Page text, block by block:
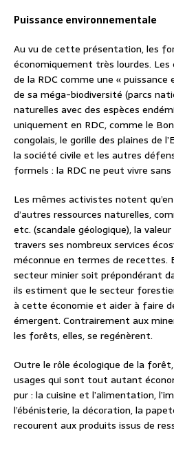
Puissance environnementale
Au vu de cette présentation, les
économiquement très lourdes.
de la RDC comme une «
de sa méga-biodiversité (parcs
naturelles avec des espèces
uniquement en RDC, comme le
congolais, le gorille des plaines de
la société civile et les autres
formels : la RDC ne peut vivre
Les mêmes activistes notent
d’autres ressources naturelles,
etc. (scandale géologique), la
travers ses nombreux services
méconnue en termes de recettes.
secteur minier soit prépondérant
ils estiment que le secteur
à cette économie et aider à faire
émergent. Contrairement aux
les forêts, elles, se regénèrent.
Outre le rôle écologique de la
usages qui sont tout autant
pur : la cuisine et l’alimentation,
l’ébénisterie, la décoration, la
recourent aux produits issus de